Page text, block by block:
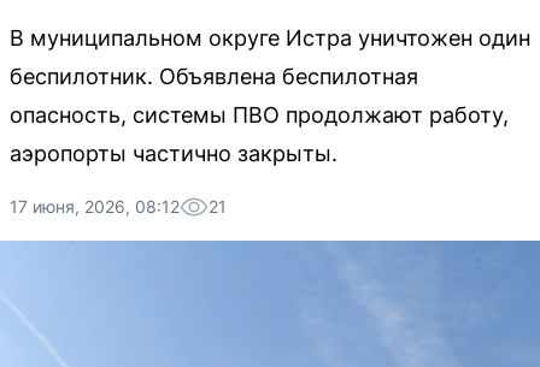
В муниципальном округе Истра уничтожен один
беспилотник. Объявлена беспилотная
опасность, системы ПВО продолжают работу,
аэропорты частично закрыты.
17 июня, 2026, 08:12 21